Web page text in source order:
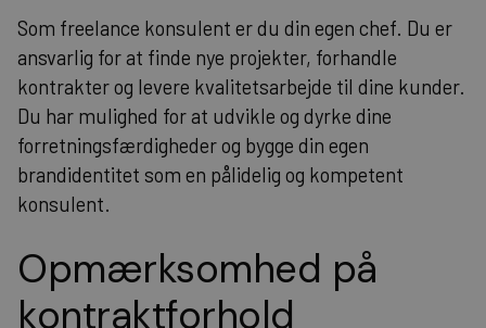
Som freelance konsulent er du din egen chef. Du er
ansvarlig for at finde nye projekter, forhandle
kontrakter og levere kvalitetsarbejde til dine kunder.
Du har mulighed for at udvikle og dyrke dine
forretningsfærdigheder og bygge din egen
brandidentitet som en pålidelig og kompetent
konsulent.
Opmærksomhed på
kontraktforhold